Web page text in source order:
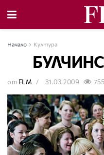
Начало Култура
от FLM 31.03.2009